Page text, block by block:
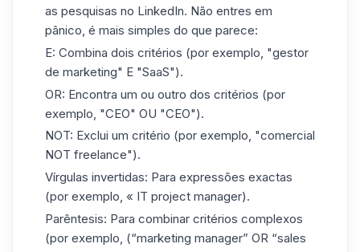
as pesquisas no LinkedIn. Não entres em
pânico, é mais simples do que parece:
E: Combina dois critérios (por exemplo, "gestor
de marketing" E "SaaS").
OR: Encontra um ou outro dos critérios (por
exemplo, "CEO" OU "CEO").
NOT: Exclui um critério (por exemplo, "comercial
NOT freelance").
Vírgulas invertidas: Para expressões exactas
(por exemplo, « IT project manager).
Parêntesis: Para combinar critérios complexos
(por exemplo, (“marketing manager” OR “sales